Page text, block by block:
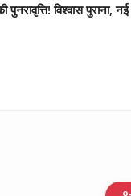
पुनरावृत्ति! विश्वास पुराना,